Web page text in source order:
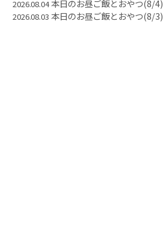
2026.08.04本日のお昼ご飯とおやつ(8/4)
2026.08.03 本日のお昼ご飯とおやつ(8/3)